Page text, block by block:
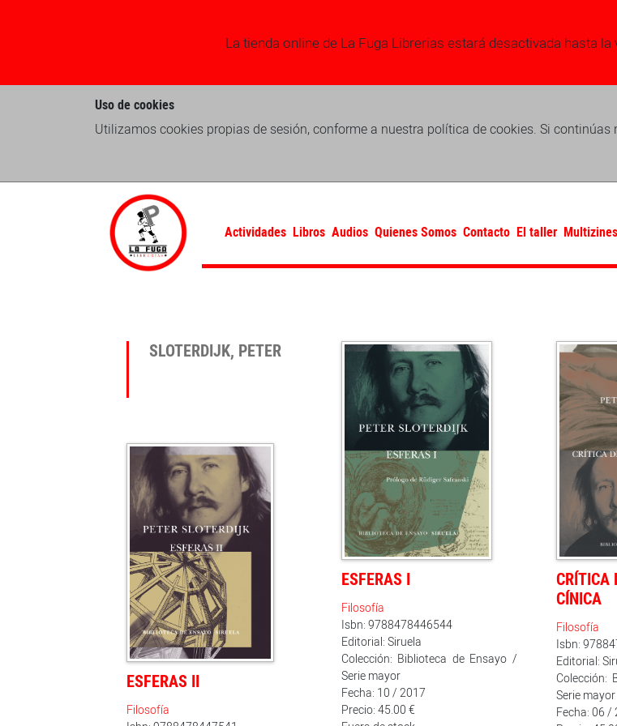
La tienda online de La Fuga Librerias estará desactivada hasta
Uso de cookies
Utilizamos cookies propias de sesión, conforme a nuestra política de cookies. Si continúas
Actividades Libros Audios Quienes Somos Contacto El taller
SLOTERDIJK, PETER
ESFERAS I
Filosofía
Isbn: 9788478446544
Editorial: Siruela
Colección: Biblioteca de Ensayo /
Serie mayor
Fecha: 10 / 2017
Precio: 45.00 €
CRÍTICA
CÍNICA
Filosofía
Isbn:
Editorial:
Colección:
Serie mayor
Fecha: 06 /
ESFERAS II
Filosofía